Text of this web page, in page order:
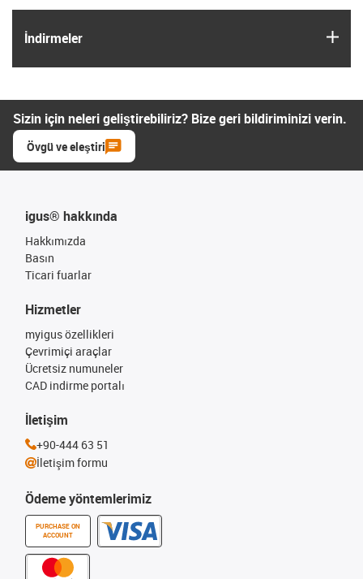
İndirmeler
Sizin için neleri geliştirebiliriz? Bize geri bildiriminizi verin.
Övgü ve eleştiri
igus® hakkında
Hakkımızda
Basın
Ticari fuarlar
Ödeme yöntemlerimiz
PURCHASE ON
ACCOUNT
Hizmetler
myigus özellikleri
Çevrimiçi araçlar
Ücretsiz numuneler
CAD indirme portalı
İletişim
+90-444 63 51
İletişim formu